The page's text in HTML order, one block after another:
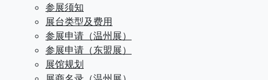
参展须知
展台类型及费用
参展申请（温州展）
参展申请（东盟展）
展馆规划